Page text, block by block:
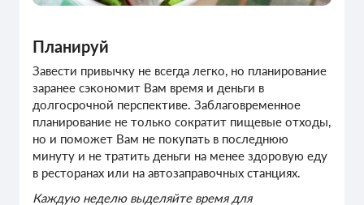
Планируй
Завести привычку не всегда легко, но планирование
заранее сэкономит Вам время и деньги в
долгосрочной перспективе. Заблаговременное
планирование не только сократит пищевые отходы,
но и поможет Вам не покупать в последнюю
минуту и не тратить деньги на менее здоровую еду
в ресторанах или на автозаправочных станциях.
Каждую неделю выделяйте время для